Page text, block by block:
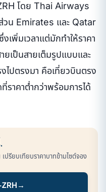
โดย Thai Airways
วน Emirates และ Qatar
เพิ่มเวลาแต่มักทำให้ราคา
ยเป็นสายเต็มรูปแบบและ
ไปตรงมา คือเที่ยวบินตรง
ราคาต่ำกว่าพร้อมการได้
ปรียบเทียบราคาบาทข้ามไซต์จอง
→